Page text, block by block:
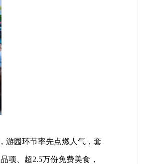
园环节率先点燃人气，套
项、超2.5万份免费美食，